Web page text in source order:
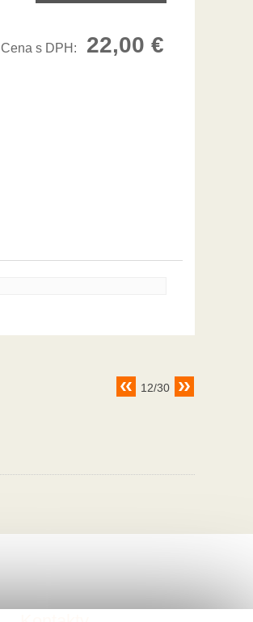
Cena s DPH: 22,00 €
12/30